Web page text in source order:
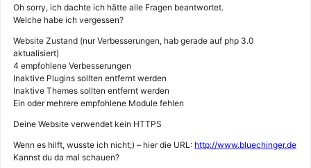
Oh sorry, ich dachte ich hätte alle Fragen beantwortet.
Welche habe ich vergessen?
Website Zustand (nur Verbesserungen, hab gerade auf php 3.0
aktualisiert)
4 empfohlene Verbesserungen
Inaktive Plugins sollten entfernt werden
Inaktive Themes sollten entfernt werden
Ein oder mehrere empfohlene Module fehlen
Deine Website verwendet kein HTTPS
Wenn es hilft, wusste ich nicht;) – hier die URL: http://www.bluechinger.de
Kannst du da mal schauen?